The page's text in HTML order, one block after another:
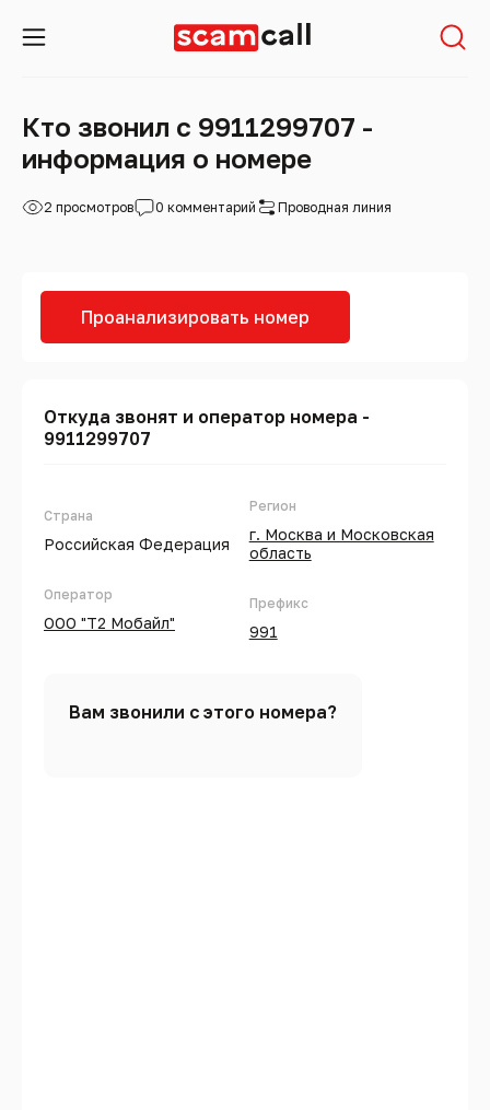
Кто звонил с 9911299707 -
информация о номере
2 просмотров 0 комментарий Проводная линия
Проанализировать номер
Откуда звонят и оператор номера -
9911299707
Страна
Российская Федерация
Оператор
ООО "Т2 Мобайл"
Регион
г. Москва и Московская
область
Префикс
991
Вам звонили с этого номера?